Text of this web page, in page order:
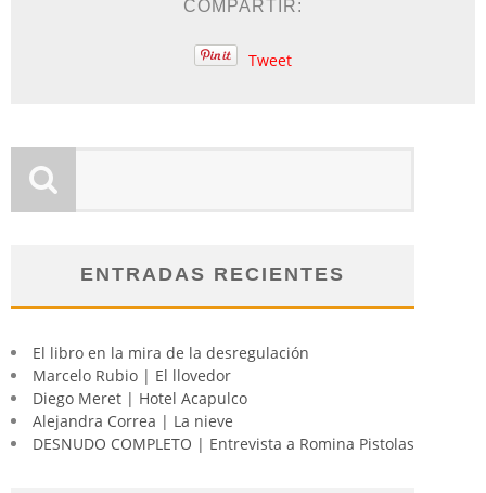
COMPARTIR:
Tweet
ENTRADAS RECIENTES
El libro en la mira de la desregulación
Marcelo Rubio | El llovedor
Diego Meret | Hotel Acapulco
Alejandra Correa | La nieve
DESNUDO COMPLETO | Entrevista a Romina Pistolas